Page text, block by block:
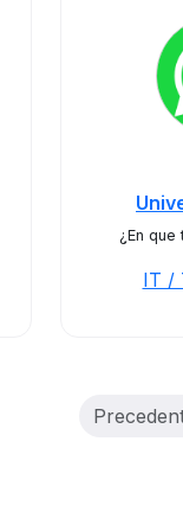
¿En
IT /